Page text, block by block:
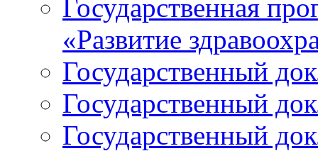
Государственная
«Развитие
Государственный
Государственный
Государственный